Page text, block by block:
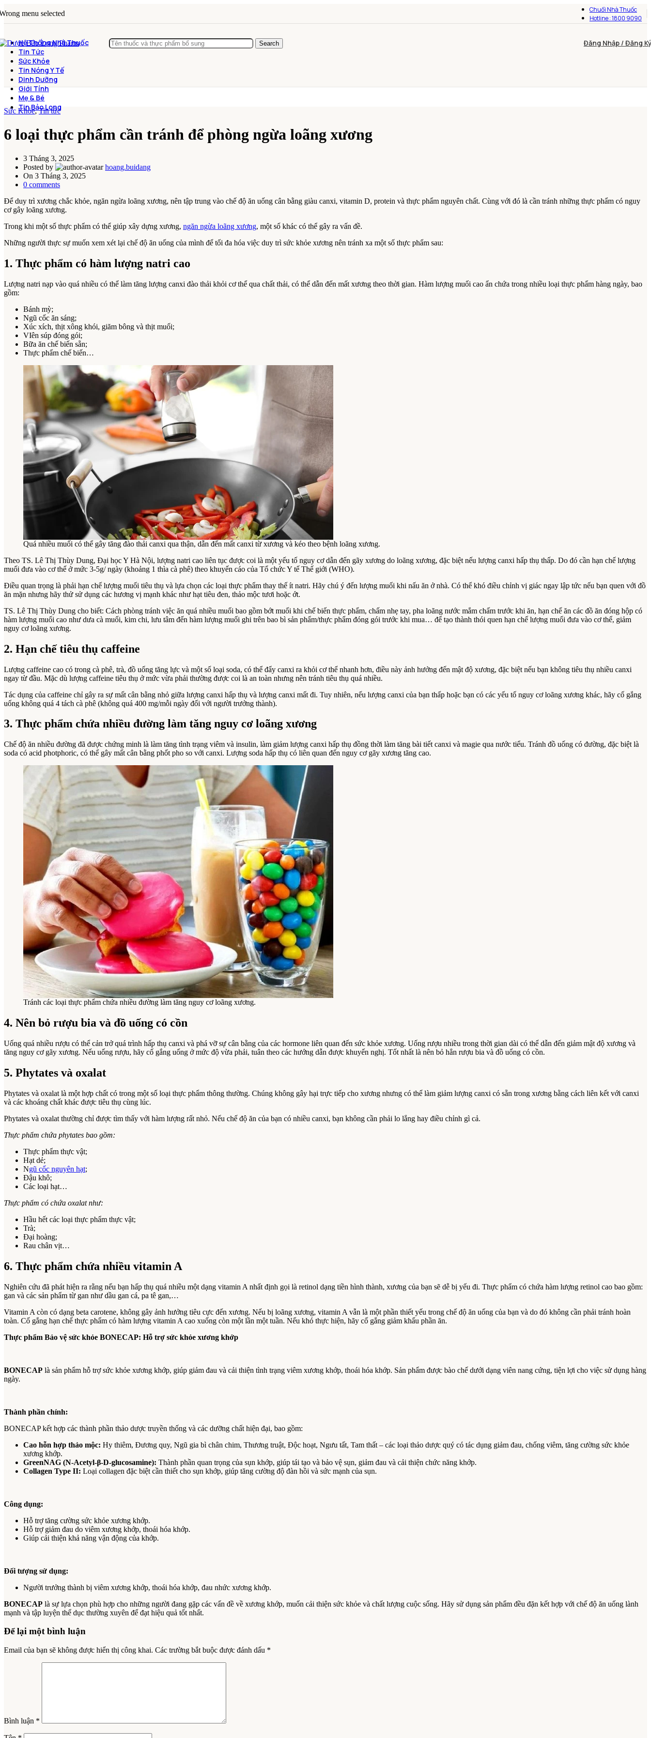
menu selected
Chuổi Nhà Thuốc
Hotline : 1800 9090
Search Đăng Nhập / Đăng
Hệ Thống Nhà Thuốc
Tin Tức
Sức Khỏe
Tin Nóng Y Tế
Dinh Dưỡng
Giới Tính
Mẹ & Bé
Tin Bảo Long
Sức Khỏe,Tin tức
6 loại thực phẩm cần tránh để phòng ngừa loãng xương
3 Tháng 3, 2025
Posted by
hoang.buidang
On 3 Tháng 3, 2025
0 comments
Để duy trì xương chắc khỏe, ngăn ngừa loãng xương, nên tập trung vào chế độ ăn uống cân bằng giàu canxi, vitamin D, protein và thực phẩm nguyên chất. Cùng với đó là cần tránh những thực phẩm có nguy
cơ gây loãng xương.
Trong khi một số thực phẩm có thể giúp xây dựng xương, ngăn ngừa loãng xương, một số khác có thể gây ra vấn đề.
Những người thực sự muốn xem xét lại chế độ ăn uống của mình để tối đa hóa việc duy trì sức khỏe xương nên tránh xa một số thực phẩm sau:
1. Thực phẩm có hàm lượng natri cao
Lượng natri nạp vào quá nhiều có thể làm tăng lượng canxi đào thải khỏi cơ thể qua chất thải, có thể dẫn đến mất xương theo thời gian. Hàm lượng muối cao ẩn chứa trong nhiều loại thực phẩm hàng ngày, bao
gồm:
Bánh mỳ;
Ngũ cốc ăn sáng;
Xúc xích, thịt xông khói, giăm bông và thịt muối;
VIên súp đóng gói;
Bữa ăn chế biến sẵn;
Thực phẩm chế biến…
Quá nhiều muối có thể gây tăng đào thải canxi qua thận, dẫn đến mất canxi từ xương và kéo theo bệnh loãng xương.
Theo TS. Lê Thị Thùy Dung, Đại học Y Hà Nội, lượng natri cao liên tục được coi là một yếu tố nguy cơ dẫn đến gãy xương do loãng xương, đặc biệt nếu lượng canxi hấp thụ thấp. Do đó cần hạn chế lượng
muối đưa vào cơ thể ở mức 3-5g/ ngày (khoảng 1 thìa cà phê) theo khuyến cáo của Tổ chức Y tế Thế giới (WHO).
Điều quan trọng là phải hạn chế lượng muối tiêu thụ và lựa chọn các loại thực phẩm thay thế ít natri. Hãy chú ý đến lượng muối khi nấu ăn ở nhà. Có thể khó điều chỉnh vị giác ngay lập tức nếu bạn quen với đồ
ăn mặn nhưng hãy thử sử dụng các hương vị mạnh khác như hạt tiêu đen, thảo mộc tươi hoặc ớt.
TS. Lê Thị Thùy Dung cho biết: Cách phòng tránh việc ăn quá nhiều muối bao gồm bớt muối khi chế biến thực phẩm, chấm nhẹ tay, pha loãng nước mắm chấm trước khi ăn, hạn chế ăn các đồ ăn đóng hộp có
hàm lượng muối cao như dưa cà muối, kim chi, lưu tâm đến hàm lượng muối ghi trên bao bì sản phẩm/thực phẩm đóng gói trước khi mua… để tạo thành thói quen hạn chế lượng muối đưa vào cơ thể, giảm
nguy cơ loãng xương.
2. Hạn chế tiêu thụ caffeine
Lượng caffeine cao có trong cà phê, trà, đồ uống tăng lực và một số loại soda, có thể đẩy canxi ra khỏi cơ thể nhanh hơn, điều này ảnh hưởng đến mật độ xương, đặc biệt nếu bạn không tiêu thụ nhiều canxi
ngay từ đầu. Mặc dù lượng caffeine tiêu thụ ở mức vừa phải thường được coi là an toàn nhưng nên tránh tiêu thụ quá nhiều.
Tác dụng của caffeine chỉ gây ra sự mất cân bằng nhỏ giữa lượng canxi hấp thụ và lượng canxi mất đi. Tuy nhiên, nếu lượng canxi của bạn thấp hoặc bạn có các yếu tố nguy cơ loãng xương khác, hãy cố gắng
uống không quá 4 tách cà phê (không quá 400 mg/mỗi ngày đối với người trưởng thành).
3. Thực phẩm chứa nhiều đường làm tăng nguy cơ loãng xương
Chế độ ăn nhiều đường đã được chứng minh là làm tăng tình trạng viêm và insulin, làm giảm lượng canxi hấp thụ đồng thời làm tăng bài tiết canxi và magie qua nước tiểu. Tránh đồ uống có đường, đặc biệt là
soda có acid photphoric, có thể gây mất cân bằng phốt pho so với canxi. Lượng soda hấp thụ có liên quan đến nguy cơ gãy xương tăng cao.
Tránh các loại thực phẩm chứa nhiều đường làm tăng nguy cơ loãng xương.
4. Nên bỏ rượu bia và đồ uống có cồn
Uống quá nhiều rượu có thể cản trở quá trình hấp thụ canxi và phá vỡ sự cân bằng của các hormone liên quan đến sức khỏe xương. Uống rượu nhiều trong thời gian dài có thể dẫn đến giảm mật độ xương và
tăng nguy cơ gãy xương. Nếu uống rượu, hãy cố gắng uống ở mức độ vừa phải, tuân theo các hướng dẫn được khuyến nghị. Tốt nhất là nên bỏ hẳn rượu bia và đồ uống có cồn.
5. Phytates và oxalat
Phytates và oxalat là một hợp chất có trong một số loại thực phẩm thông thường. Chúng không gây hại trực tiếp cho xương nhưng có thể làm giảm lượng canxi có sẵn trong xương bằng cách liên kết với canxi
và các khoáng chất khác được tiêu thụ cùng lúc.
Phytates và oxalat thường chỉ được tìm thấy với hàm lượng rất nhỏ. Nếu chế độ ăn của bạn có nhiều canxi, bạn không cần phải lo lắng hay điều chỉnh gì cả.
Thực phẩm chứa phytates bao gồm:
Thực phẩm thực vật;
Hạt dẻ;
Ngũ cốc nguyên hạt;
Đậu khô;
Các loại hạt…
Thực phẩm có chứa oxalat như:
Hầu hết các loại thực phẩm thực vật;
Trà;
Đại hoàng;
Rau chân vịt…
6. Thực phẩm chứa nhiều vitamin A
Nghiên cứu đã phát hiện ra rằng nếu bạn hấp thụ quá nhiều một dạng vitamin A nhất định gọi là retinol dạng tiền hình thành, xương của bạn sẽ dễ bị yếu đi. Thực phẩm có chứa hàm lượng retinol cao bao gồm:
gan và các sản phẩm từ gan như dầu gan cá, pa tê gan,…
Vitamin A còn có dạng beta carotene, không gây ảnh hưởng tiêu cực đến xương. Nếu bị loãng xương, vitamin A vẫn là một phần thiết yếu trong chế độ ăn uống của bạn và do đó không cần phải tránh hoàn
toàn. Cố gắng hạn chế thực phẩm có hàm lượng vitamin A cao xuống còn một lần một tuần. Nếu khó thực hiện, hãy cố gắng giảm khẩu phần ăn.
Thực phẩm Bảo vệ sức khỏe BONECAP: Hỗ trợ sức khỏe xương khớp
BONECAP là sản phẩm hỗ trợ sức khỏe xương khớp, giúp giảm đau và cải thiện tình trạng viêm xương khớp, thoái hóa khớp. Sản phẩm được bào chế dưới dạng viên nang cứng, tiện lợi cho việc sử dụng hàng
ngày.
Thành phần chính:
BONECAP kết hợp các thành phần thảo dược truyền thống và các dưỡng chất hiện đại, bao gồm:
Cao hỗn hợp thảo mộc: Hy thiêm, Đương quy, Ngũ gia bì chân chim, Thương truật, Độc hoạt, Ngưu tất, Tam thất – các loại thảo dược quý có tác dụng giảm đau, chống viêm, tăng cường sức khỏe
xương khớp.
GreenNAG (N-Acetyl-β-D-glucosamine): Thành phần quan trọng của sụn khớp, giúp tái tạo và bảo vệ sụn, giảm đau và cải thiện chức năng khớp.
Collagen Type II: Loại collagen đặc biệt cần thiết cho sụn khớp, giúp tăng cường độ đàn hồi và sức mạnh của sụn.
Công dụng:
Hỗ trợ tăng cường sức khỏe xương khớp.
Hỗ trợ giảm đau do viêm xương khớp, thoái hóa khớp.
Giúp cải thiện khả năng vận động của khớp.
Đối tượng sử dụng:
Người trưởng thành bị viêm xương khớp, thoái hóa khớp, đau nhức xương khớp.
BONECAP là sự lựa chọn phù hợp cho những người đang gặp các vấn đề về xương khớp, muốn cải thiện sức khỏe và chất lượng cuộc sống. Hãy sử dụng sản phẩm đều đặn kết hợp với chế độ ăn uống lành
mạnh và tập luyện thể dục thường xuyên để đạt hiệu quả tốt nhất.
Để lại một bình luận
Email của bạn sẽ không được hiển thị công khai. Các trường bắt buộc được đánh dấu *
Bình luận *